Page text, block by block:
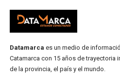
Datamarca es un medio de
Catamarca con 15 años de trayectoria
de la provincia, el país y el mundo.